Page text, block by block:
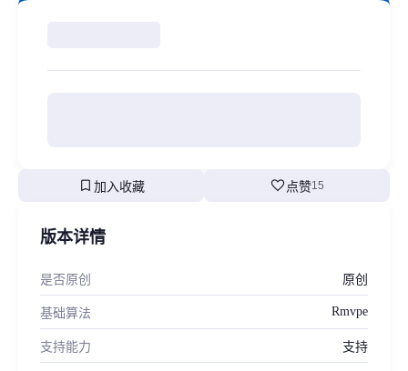
bookmark 加入收藏 favorite 点赞15
版本详情
是否原创 原创
基础算法 Rmvpe
支持能力 支持